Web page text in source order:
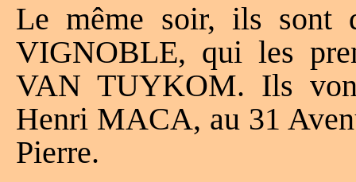
Le même soir, ils sont
VIGNOBLE, qui les
VAN TUYKOM. Ils
Henri MACA, au 31
Pierre.